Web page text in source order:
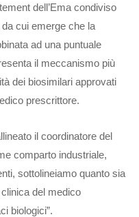
dell’Ema condiviso
cui emerge che la
ad una puntuale
il meccanismo più
dei biosimilari approvati
prescrittore.
il coordinatore del
comparto industriale,
sottolineiamo quanto sia
del medico
biologici”.